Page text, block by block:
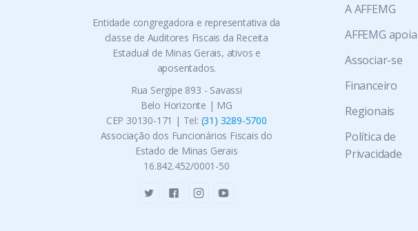
Entidade congregadora e representativa da
classe de Auditores Fiscais da Receita
Estadual de Minas Gerais, ativos e
aposentados.
Rua Sergipe 893 - Savassi
Belo Horizonte | MG
CEP 30130-171 | Tel: (31) 3289-5700
Associação dos Funcionários Fiscais do
Estado de Minas Gerais
16.842.452/0001-50
A AFFEMG
AFFEMG apoia
Associar-se
Financeiro
Regionais
Política de
Privacidade